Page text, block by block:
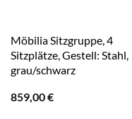
Möbilia Sitzgruppe, 4
Sitzplätze, Gestell: Stahl,
grau/schwarz
859,00€